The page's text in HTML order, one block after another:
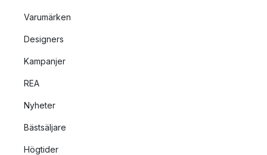
Varumärken
Designers
Kampanjer
REA
Nyheter
Bästsäljare
Högtider